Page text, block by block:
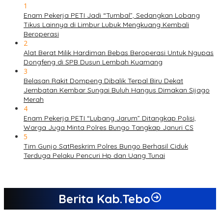
1
Enam Pekerja PETI Jadi “Tumbal”, Sedangkan Lobang
Tikus Lainnya di Limbur Lubuk Mengkuang Kembali
Beroperasi
2
Alat Berat Milik Hardiman Bebas Beroperasi Untuk Ngupas
Dongfeng di SPB Dusun Lembah Kuamang
3
Belasan Rakit Dompeng Dibalik Terpal Biru Dekat
Jembatan Kembar Sungai Buluh Hangus Dimakan Sijago
Merah
4
Enam Pekerja PETI “Lubang Jarum” Ditangkap Polisi,
Warga Juga Minta Polres Bungo Tangkap Januri CS
5
Tim Gunjo SatReskrim Polres Bungo Berhasil Ciduk
Terduga Pelaku Pencuri Hp dan Uang Tunai
Berita Kab.Tebo